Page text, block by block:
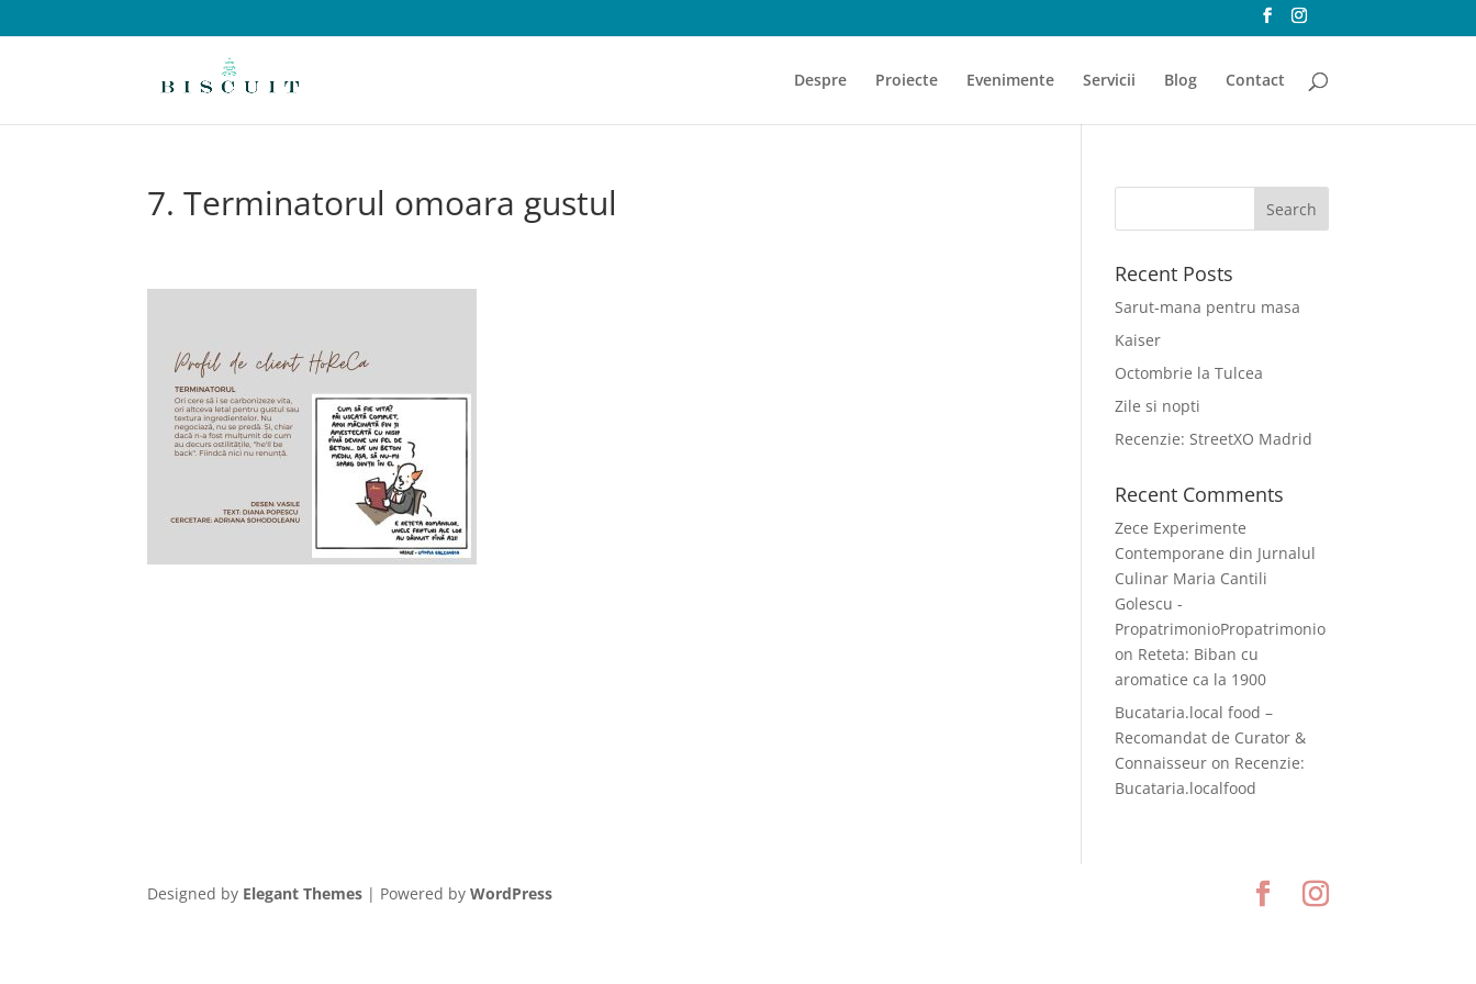
Despre Proiecte Evenimente Servicii Blog Contact
7. Terminatorul omoara gustul
Recent Posts
Sarut-mana pentru masa
Kaiser
Octombrie la Tulcea
Zile si nopti
Recenzie: StreetXO Madrid
Recent Comments
Zece Experimente
Contemporane din Jurnalul
Culinar Maria Cantili
Golescu -
PropatrimonioPropatrimonio
on Reteta: Biban cu
aromatice ca la 1900
Bucataria.local food –
Recomandat de Curator &
Connaisseur on Recenzie:
Bucataria.localfood
Designed by Elegant Themes | Powered byWordPress